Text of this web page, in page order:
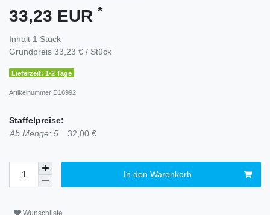
33,23 EUR *
Inhalt 1 Stück
Grundpreis 33,23 € / Stück
Lieferzeit: 1-2 Tage
Artikelnummer D16992
Staffelpreise:
Ab Menge: 5
32,00 €
In den Warenkorb
Wunschliste